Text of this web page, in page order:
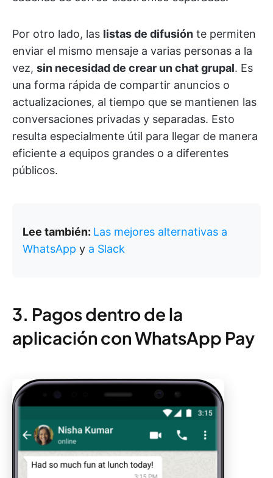
Por otro lado, las listas de difusión te permiten
enviar el mismo mensaje a varias personas a la
vez, sin necesidad de crear un chat grupal. Es
una forma rápida de compartir anuncios o
actualizaciones, al tiempo que se mantienen las
conversaciones privadas y separadas. Esto
resulta especialmente útil para llegar de manera
eficiente a equipos grandes o a diferentes
públicos.
Lee también: Las mejores alternativas a
WhatsApp y a Slack
3. Pagos dentro de la
aplicación con WhatsApp Pay